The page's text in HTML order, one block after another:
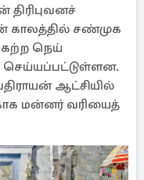
காலத்தில் சண்முக
நெய்
செய்யப்பட்டுள்ளன.
ஆட்சியில்
மன்னர் வரியைத்